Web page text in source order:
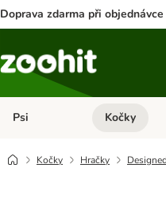
Doprava zdarma při
Psi Otevřít menu:
Kočky
Kočky Hračky